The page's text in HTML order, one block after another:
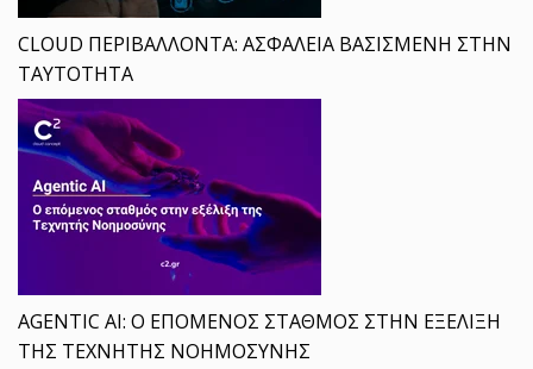
CLOUD ΠΕΡΙΒΑΛΛΟΝΤΑ: ΑΣΦΑΛΕΙΑ ΒΑΣΙΣΜΕΝΗ ΣΤΗΝ
ΤΑΥΤΟΤΗΤΑ
AGENTIC AI: Ο ΕΠΟΜΕΝΟΣ ΣΤΑΘΜΟΣ ΣΤΗΝ ΕΞΕΛΙΞΗ
ΤΗΣ ΤΕΧΝΗΤΗΣ ΝΟΗΜΟΣΥΝΗΣ